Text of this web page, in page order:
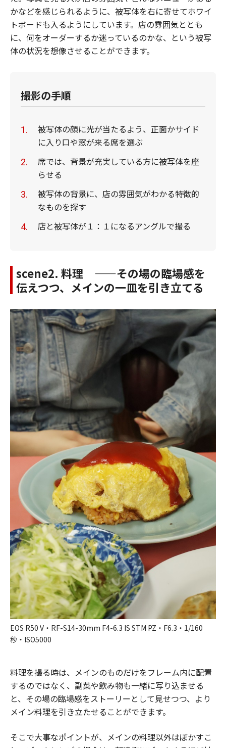
かなどを感じられるように、被写体を右に寄せてホワイ
トボードも入るようにしています。店の雰囲気ととも
に、何をオーダーするか迷っているのかな、という被写
体の状況を想像させることができます。
撮影の手順
被写体の顔に光が当たるよう、正面かサイド
に入り口や窓が来る席を選ぶ
席では、背景が充実している方に被写体を座
らせる
被写体の背景に、店の雰囲気がわかる特徴的
なものを探す
店と被写体が１：１になるアングルで撮る
scene2. 料理 ——その場の臨場感を
伝えつつ、メインの一皿を引き立てる
EOS R50 V・RF-S14-30mm F4-6.3 IS STM PZ・F6.3・1/160
秒・ISO5000
料理を撮る時は、メインのものだけをフレーム内に配置
するのではなく、副菜や飲み物も一緒に写り込ませる
と、その場の臨場感をストーリーとして見せつつ、より
メイン料理を引き立たせることができます。
そこで大事なポイントが、メインの料理以外はぼかすこ